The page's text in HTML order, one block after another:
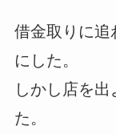
借金取りに追
にした。
しかし店を
た。